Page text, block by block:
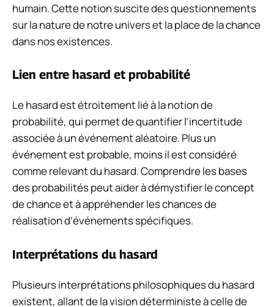
humain. Cette notion suscite des questionnements
sur la nature de notre univers et la place de la chance
dans nos existences.
Lien entre hasard et probabilité
Le hasard est étroitement lié à la notion de
probabilité, qui permet de quantifier l’incertitude
associée à un événement aléatoire. Plus un
événement est probable, moins il est considéré
comme relevant du hasard. Comprendre les bases
des probabilités peut aider à démystifier le concept
de chance et à appréhender les chances de
réalisation d’événements spécifiques.
Interprétations du hasard
Plusieurs interprétations philosophiques du hasard
existent, allant de la vision déterministe à celle de